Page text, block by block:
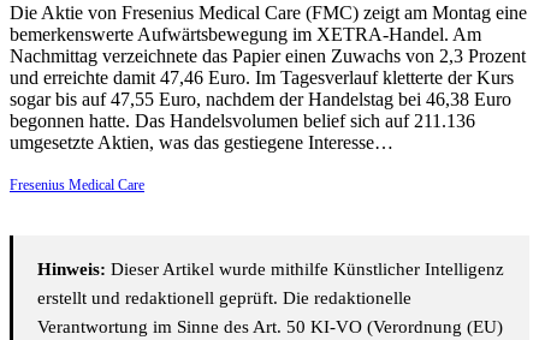
Die Aktie von Fresenius Medical Care (FMC) zeigt am Montag eine
bemerkenswerte Aufwärtsbewegung im XETRA-Handel. Am
Nachmittag verzeichnete das Papier einen Zuwachs von 2,3 Prozent
und erreichte damit 47,46 Euro. Im Tagesverlauf kletterte der Kurs
sogar bis auf 47,55 Euro, nachdem der Handelstag bei 46,38 Euro
begonnen hatte. Das Handelsvolumen belief sich auf 211.136
umgesetzte Aktien, was das gestiegene Interesse…
Fresenius Medical Care
Hinweis: Dieser Artikel wurde mithilfe Künstlicher Intelligenz
erstellt und redaktionell geprüft. Die redaktionelle
Verantwortung im Sinne des Art. 50 KI-VO (Verordnung (EU)